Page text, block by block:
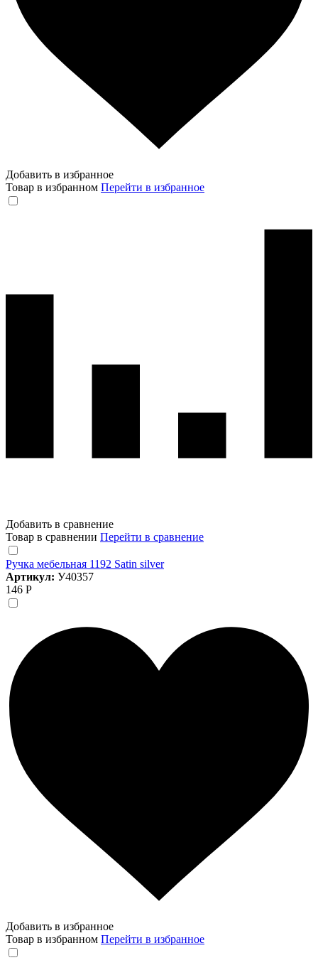
Добавить в избранное
Товар в избранном Перейти в избранное
Добавить в сравнение
Товар в сравнении Перейти в сравнение
Ручка мебельная 1192 Satin silver
Артикул: У40357
146 Р
Добавить в избранное
Товар в избранном Перейти в избранное